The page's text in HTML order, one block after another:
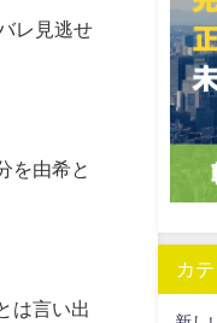
レ見逃せ
を由希と
は言い出
カ